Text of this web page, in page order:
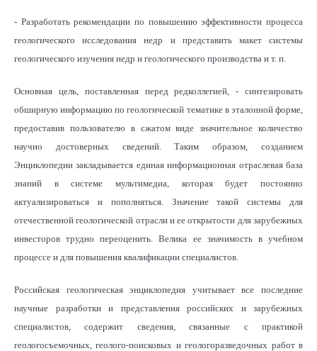
- Разработать рекомендации по повышению эффективности процесса
геологического исследования недр и представить макет системы
геологического изучения недр и геологического производства и т. п.
Основная цель, поставленная перед редколлегией, - синтезировать
обширную информацию по геологической тематике в эталонной форме,
предоставив пользователю в сжатом виде значительное количество
научно достоверных сведений. Таким образом, созданием
Энциклопедии закладывается единая информационная отраслевая база
знаний в системе мультимедиа, которая будет постоянно
актуализироваться и пополняться. Значение такой системы для
отечественной геологической отрасли и ее открытости для зарубежных
инвесторов трудно переоценить. Велика ее значимость в учебном
процессе и для повышения квалификации специалистов.
Российская геологическая энциклопедия учитывает все последние
научные разработки и представления российских и зарубежных
специалистов, содержит сведения, связанные с практикой
геологосъемочных, геолого-поисковых и геологоразведочных работ в